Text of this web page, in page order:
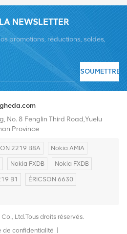
NEWSLETTER
promotions, réductions, soldes,
SOUMETTRE
No. 8 Fenglin Third Road,Yuelu
Province
2219 B8A Nokia AMIA
Nokia FXDB Nokia FXDB
B1 ÉRICSON 6630
Ltd.Tous droits réservés.
de confidentialité